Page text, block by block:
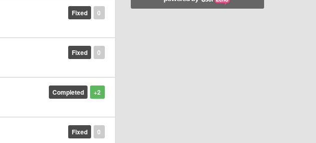
0
Fixed
0
Fixed
+2
Completed
0
Fixed